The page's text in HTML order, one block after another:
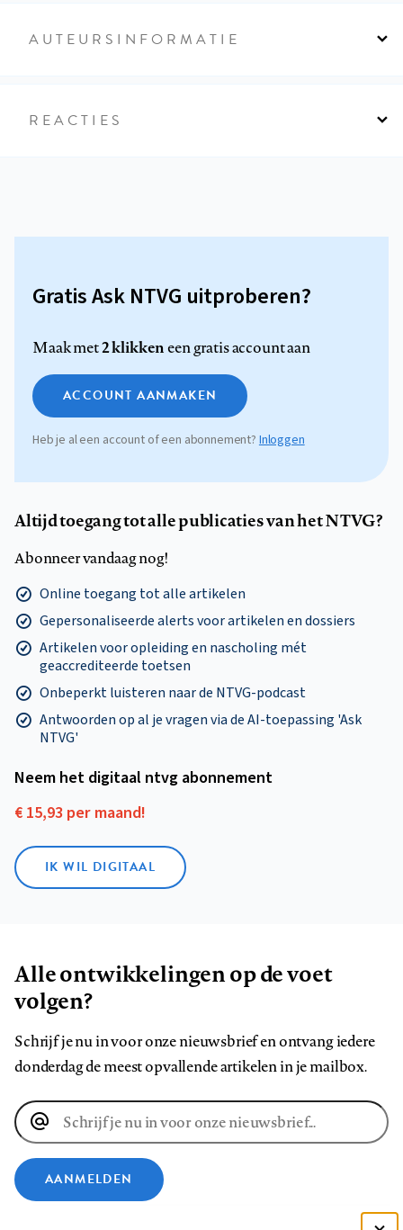
AUTEURSINFORMATIE
REACTIES
Gratis Ask NTVG uitproberen?
Maak met2 klikkeneen gratis account aan
ACCOUNT AANMAKEN
Heb je al een account of een abonnement? Inloggen
Altijd toegang tot alle publicaties van het NTVG?
Abonneer vandaag nog!
Online toegang tot alle artikelen
Gepersonaliseerde alerts voor artikelen en dossiers
Artikelen voor opleiding en nascholing mét
geaccrediteerde toetsen
Onbeperkt luisteren naar de NTVG-podcast
Antwoorden op al je vragen via de AI-toepassing 'Ask
NTVG'
Neem het digitaal ntvg abonnement
€ 15,93 per maand!
IK WIL DIGITAAL
Alle ontwikkelingen op de voet
volgen?
Schrijf je nu in voor onze nieuwsbrief en ontvang iedere
donderdag de meest opvallende artikelen in je mailbox.
E-
mailadres
AANMELDEN